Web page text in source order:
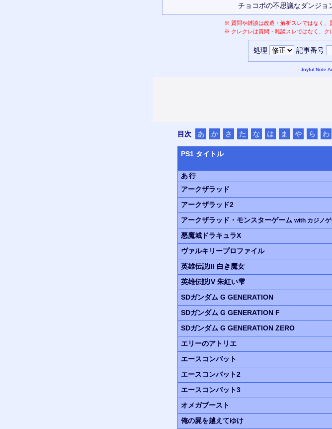
※ 質問や雑談は改造・解析スレではなく、
※ クレクレは質問・雑談スレではなく、ク
処理 記事番号
- Joyful Note
目次 あ か さ た な は ま や ら わ
PS1 タイトル
あ行
アークザラッド
アークザラッド2
アークザラッド・ モンスターゲーム with カジノゲ
悪魔城ドラキュラX
ヴァルキリープロファイル
英雄伝説III 白き魔女
英雄伝説IV 朱紅い雫
SDガンダム G GENERATION
SDガンダム G GENERATION F
SDガンダム G GENERATION ZERO
エリーのアトリエ
エースコンバット
エースコンバット2
エースコンバット3
オメガブースト
俺の屍を越えてゆけ